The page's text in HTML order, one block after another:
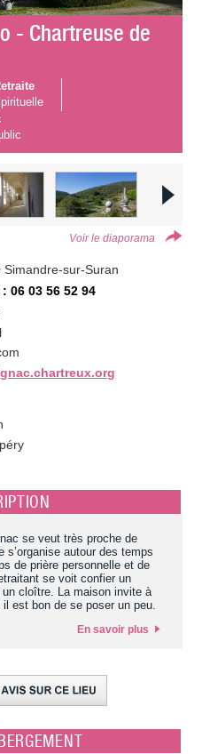
- Chartreuse de
Voir le diaporama
sur-Suran
06 03 56 52 94
se veut très proche de
s’organise autour des temps
de prière personnelle et de
se voit confier un
cloître. La maison invite à
est bon de se poser un peu.
En savoir plus